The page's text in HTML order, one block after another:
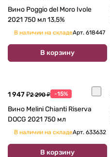
Вино Poggio del Moro Ivole
2021 750 мл 13,5%
В наличии на складеАрт. 618447
В корзину
1 947 ₽2 290 ₽ -15%
Вино Melini Chianti Riserva
DOCG 2021 750 мл
В наличии на складеАрт. 633632
В корзину